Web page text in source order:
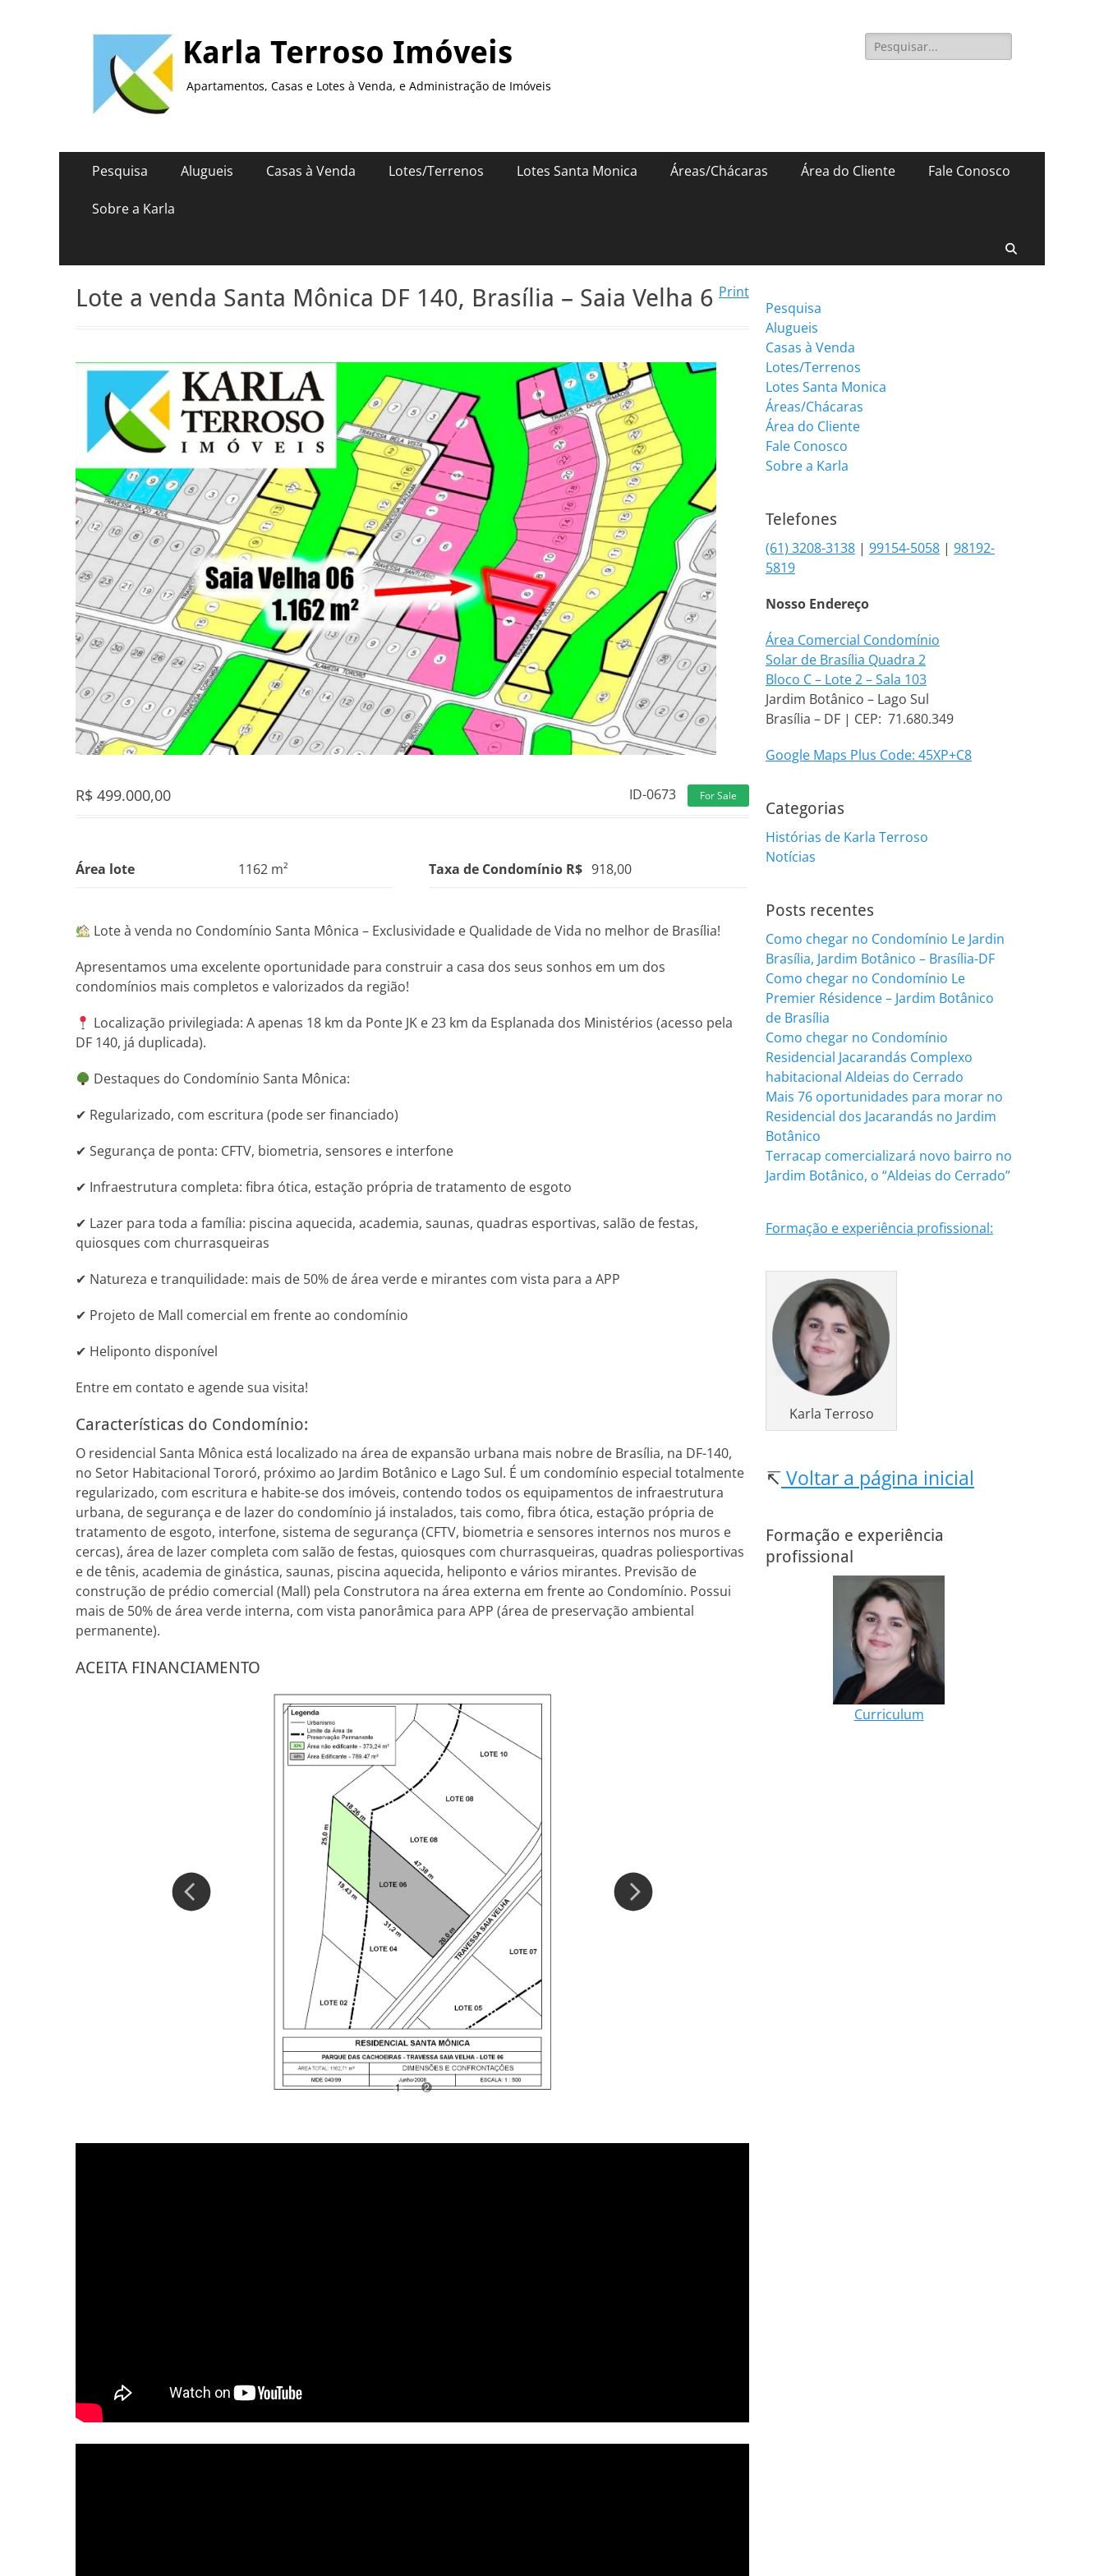
Karla Terroso Imóveis
Apartamentos, Casas e Lotes à Venda, e Administração de Imóveis
Pesquisar
por:
Menu
para
Pesquisa Alugueis Casas à Venda Lotes/Terrenos Lotes Santa Monica Áreas/Chácaras Área do Cliente Fale Conosco
Sobre a Karla
Lote a venda Santa Mônica DF 140, Brasília – Saia Velha 6 Print
R$ 499.000,00 ID-0673 For Sale
Área lote 1162 m² Taxa de Condomínio R$ 918,00
Lote à venda no Condomínio Santa Mônica – Exclusividade e Qualidade de Vida no melhor de Brasília!
Apresentamos uma excelente oportunidade para construir a casa dos seus sonhos em um dos
condomínios mais completos e valorizados da região!
Localização privilegiada: A apenas 18 km da Ponte JK e 23 km da Esplanada dos Ministérios (acesso pela
DF 140, já duplicada).
Destaques do Condomínio Santa Mônica:
✔ Regularizado, com escritura (pode ser financiado)
✔ Segurança de ponta: CFTV, biometria, sensores e interfone
✔ Infraestrutura completa: fibra ótica, estação própria de tratamento de esgoto
✔ Lazer para toda a família: piscina aquecida, academia, saunas, quadras esportivas, salão de festas,
quiosques com churrasqueiras
✔ Natureza e tranquilidade: mais de 50% de área verde e mirantes com vista para a APP
✔ Projeto de Mall comercial em frente ao condomínio
✔ Heliponto disponível
Entre em contato e agende sua visita!
Características do Condomínio:
O residencial Santa Mônica está localizado na área de expansão urbana mais nobre de Brasília, na DF-140,
no Setor Habitacional Tororó, próximo ao Jardim Botânico e Lago Sul. É um condomínio especial totalmente
regularizado, com escritura e habite-se dos imóveis, contendo todos os equipamentos de infraestrutura
urbana, de segurança e de lazer do condomínio já instalados, tais como, fibra ótica, estação própria de
tratamento de esgoto, interfone, sistema de segurança (CFTV, biometria e sensores internos nos muros e
cercas), área de lazer completa com salão de festas, quiosques com churrasqueiras, quadras poliesportivas
e de tênis, academia de ginástica, saunas, piscina aquecida, heliponto e vários mirantes. Previsão de
construção de prédio comercial (Mall) pela Construtora na área externa em frente ao Condomínio. Possui
mais de 50% de área verde interna, com vista panorâmica para APP (área de preservação ambiental
permanente).
ACEITA FINANCIAMENTO
Pesquisa
Alugueis
Casas à Venda
Lotes/Terrenos
Lotes Santa Monica
Áreas/Chácaras
Área do Cliente
Fale Conosco
Sobre a Karla
Telefones
(61) 3208-3138 | 99154-5058 | 98192-
5819
Nosso Endereço
Área Comercial Condomínio
Solar de Brasília Quadra 2
Bloco C – Lote 2 – Sala 103
Jardim Botânico – Lago Sul
Brasília – DF | CEP: 71.680.349
Google Maps Plus Code: 45XP+C8
Categorias
Histórias de Karla Terroso
Notícias
Posts recentes
Como chegar no Condomínio Le Jardin
Brasília, Jardim Botânico – Brasília-DF
Como chegar no Condomínio Le
Premier Résidence – Jardim Botânico
de Brasília
Como chegar no Condomínio
Residencial Jacarandás Complexo
habitacional Aldeias do Cerrado
Mais 76 oportunidades para morar no
Residencial dos Jacarandás no Jardim
Botânico
Terracap comercializará novo bairro no
Jardim Botânico, o “Aldeias do Cerrado”
Formação e experiência profissional:
Karla Terroso
↸ Voltar a página inicial
Formação e experiência
profissional
Curriculum